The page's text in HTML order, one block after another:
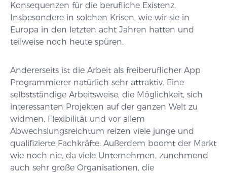
Konsequenzen für die berufliche Existenz.
Insbesondere in solchen Krisen, wie wir sie in
Europa in den letzten acht Jahren hatten und
teilweise noch heute spüren.
Andererseits ist die Arbeit als freiberuflicher App
Programmierer natürlich sehr attraktiv. Eine
selbstständige Arbeitsweise, die Möglichkeit, sich
interessanten Projekten auf der ganzen Welt zu
widmen, Flexibilität und vor allem
Abwechslungsreichtum reizen viele junge und
qualifizierte Fachkräfte. Außerdem boomt der Markt
wie noch nie, da viele Unternehmen, zunehmend
auch sehr große Organisationen, die